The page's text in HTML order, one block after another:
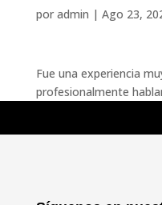
por admin | Ago 23,
Fue una experiencia
profesionalmente